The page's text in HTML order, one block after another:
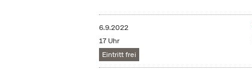
6.9.2022
17 Uhr
Eintritt frei